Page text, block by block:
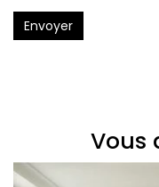
Envoyer
Vous